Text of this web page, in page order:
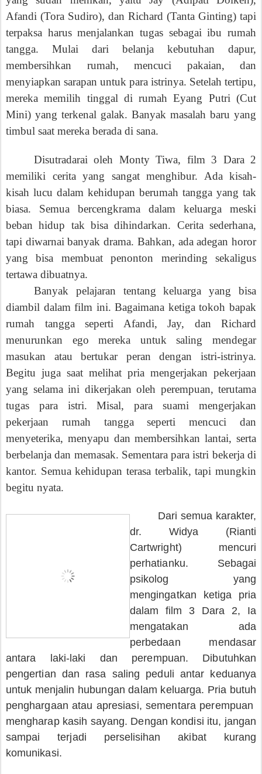
Afandi (Tora Sudiro), dan Richard (Tanta Ginting) tapi
terpaksa harus menjalankan tugas sebagai ibu rumah
tangga. Mulai dari belanja kebutuhan dapur,
membersihkan rumah, mencuci pakaian, dan
menyiapkan sarapan untuk para istrinya. Setelah tertipu,
mereka memilih tinggal di rumah Eyang Putri (Cut
Mini) yang terkenal galak. Banyak masalah baru yang
timbul saat mereka berada di sana.
Disutradarai oleh Monty Tiwa, film 3 Dara 2
memiliki cerita yang sangat menghibur. Ada kisah-
kisah lucu dalam kehidupan berumah tangga yang tak
biasa. Semua bercengkrama dalam keluarga meski
beban hidup tak bisa dihindarkan. Cerita sederhana,
tapi diwarnai banyak drama. Bahkan, ada adegan horor
yang bisa membuat penonton merinding sekaligus
tertawa dibuatnya.
Banyak pelajaran tentang keluarga yang bisa
diambil dalam film ini. Bagaimana ketiga tokoh bapak
rumah tangga seperti Afandi, Jay, dan Richard
menurunkan ego mereka untuk saling mendegar
masukan atau bertukar peran dengan istri-istrinya.
Begitu juga saat melihat pria mengerjakan pekerjaan
yang selama ini dikerjakan oleh perempuan, terutama
tugas para istri. Misal, para suami mengerjakan
pekerjaan rumah tangga seperti mencuci dan
menyeterika, menyapu dan membersihkan lantai, serta
berbelanja dan memasak. Sementara para istri bekerja di
kantor. Semua kehidupan terasa terbalik, tapi mungkin
begitu nyata.
Dari semua karakter,
dr. Widya (Rianti
Cartwright) mencuri
perhatianku. Sebagai
psikolog yang
mengingatkan ketiga pria
dalam film 3 Dara 2, Ia
mengatakan ada
perbedaan mendasar
antara laki-laki dan perempuan. Dibutuhkan
pengertian dan rasa saling peduli antar keduanya
untuk menjalin hubungan dalam keluarga. Pria butuh
penghargaan atau apresiasi, sementara perempuan
mengharap kasih sayang. Dengan kondisi itu, jangan
sampai terjadi perselisihan akibat kurang
komunikasi.